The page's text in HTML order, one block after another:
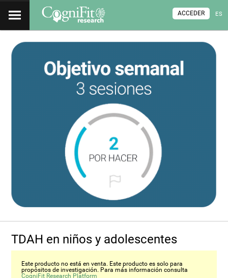
ES
ACCEDER
TDAH en niños y adolescentes
Este producto no está en venta. Este producto es solo para
propósitos de investigación. Para más información consulta
CogniFit Research Platform